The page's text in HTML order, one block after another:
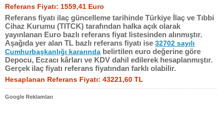
Referans Fiyatı: 1559,41 Euro
Referans fiyatı ilaç güncelleme tarihinde Türkiye İlaç ve Tıbbi
Cihaz Kurumu (TITCK) tarafından halka açık olarak
yayınlanan Euro bazlı referans fiyat listesinden alınmıştır.
Aşağıda yer alan TL bazlı referans fiyatı ise 32702 sayılı
Cumhurbaşkanlığı kararında belirtilen euro değerine göre
Depocu, Eczacı kârları ve KDV dahil edilerek hesaplanmıştır.
Gerçek ilaç fiyatı referans fiyatından farklı olabilir.
Hesaplanan Referans Fiyatı: 43221,60 TL
Google Reklamları